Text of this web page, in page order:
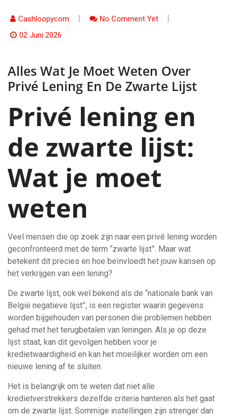
Cashloopycom
No Comment Yet
02 Juni 2026
Alles Wat Je Moet Weten Over
Privé Lening En De Zwarte Lijst
Privé lening en
de zwarte lijst:
Wat je moet
weten
Veel mensen die op zoek zijn naar een privé lening worden
geconfronteerd met de term “zwarte lijst”. Maar wat
betekent dit precies en hoe beïnvloedt het jouw kansen op
het verkrijgen van een lening?
De zwarte lijst, ook wel bekend als de “nationale bank van
België negatieve lijst”, is een register waarin gegevens
worden bijgehouden van personen die problemen hebben
gehad met het terugbetalen van leningen. Als je op deze
lijst staat, kan dit gevolgen hebben voor je
kredietwaardigheid en kan het moeilijker worden om een
nieuwe lening af te sluiten.
Het is belangrijk om te weten dat niet alle
kredietverstrekkers dezelfde criteria hanteren als het gaat
om de zwarte lijst. Sommige instellingen zijn strenger dan